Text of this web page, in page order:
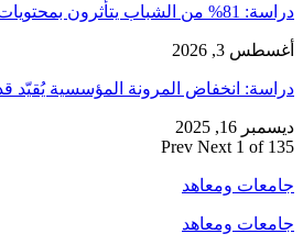
دراسة: 81% من الشباب يتأثرون بمحتويات رقمية تشجع على…
أغسطس 3, 2026
دراسة: انخفاض المرونة المؤسسية
ديسمبر 16, 2025
Prev Next 1 of 135
جامعات ومعاهد
جامعات ومعاهد